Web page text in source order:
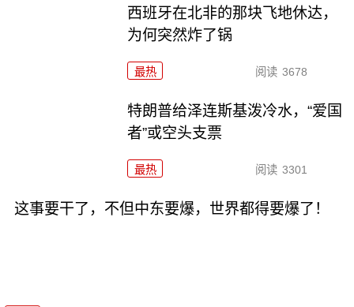
西班牙在北非的那块飞地休达，
为何突然炸了锅
最热 阅读 3678
特朗普给泽连斯基泼冷水，“爱国
者”或空头支票
最热 阅读 3301
这事要干了，不但中东要爆，世界都得要爆了！